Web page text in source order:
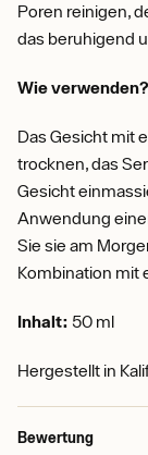
Poren reinigen,
das beruhigend
Wie verwenden?
Das Gesicht mit
trocknen, das
Gesicht
Anwendung
Sie sie am
Kombination mit
Inhalt: 50 ml
Hergestellt in
Bewertung